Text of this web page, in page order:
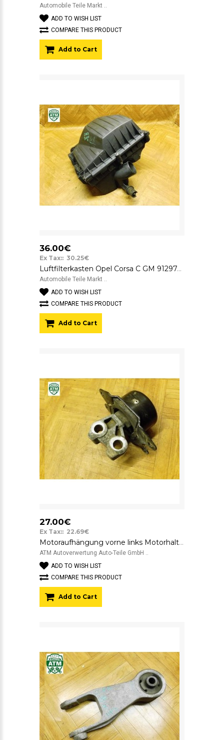
Automobile Teile Markt ..
ADD TO WISH LIST
COMPARE THIS PRODUCT
Add to Cart
36.00€
Ex Tax:: 30.25€
Luftfilterkasten Opel Corsa C GM 9129743
Automobile Teile Markt ..
ADD TO WISH LIST
COMPARE THIS PRODUCT
Add to Cart
27.00€
Ex Tax:: 22.69€
Motoraufhängung vorne links Motorhalterung Opel Corsa C 24416554 FE 9127486
ATM Autoverwertung Auto-Teile GmbH ..
ADD TO WISH LIST
COMPARE THIS PRODUCT
Add to Cart